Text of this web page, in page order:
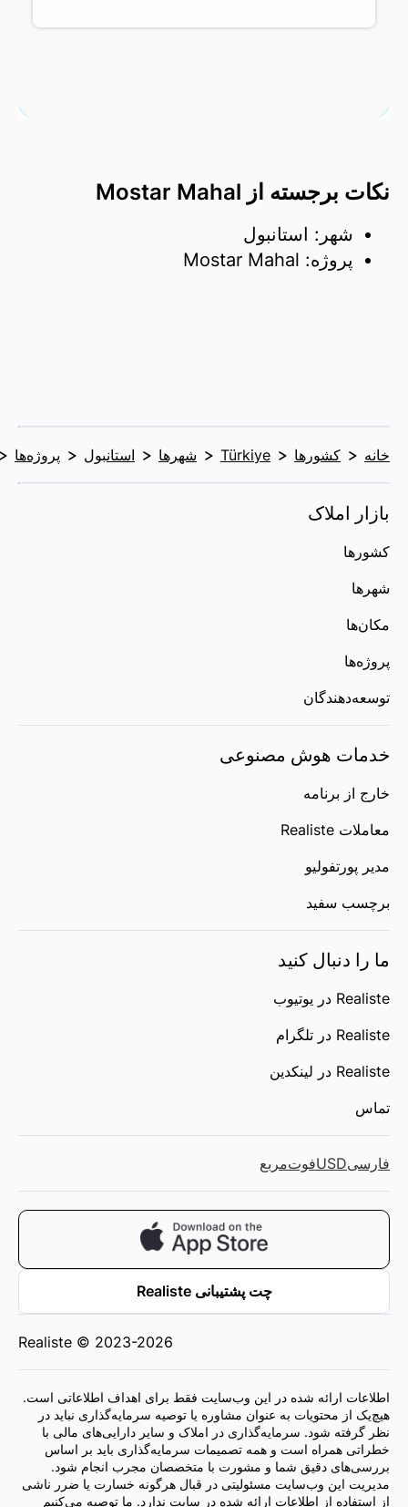
نکات برجسته از Mostar Mahal
شهر: استانبول
پروژه: Mostar Mahal
خانه کشورها Türkiye شهرها استانبول پروژه‌ها
بازار املاک
کشورها
شهرها
مکان‌ها
پروژه‌ها
توسعه‌دهندگان
خدمات هوش مصنوعی
خارج از برنامه
معاملات Realiste
مدیر پورتفولیو
برچسب سفید
ما را دنبال کنید
Realiste در یوتیوب
Realiste در تلگرام
Realiste در لینکدین
تماس
فارسیUSDفوت‌مربع
چت پشتیبانی Realiste
Realiste © 2023-2026
اطلاعات ارائه شده در این وب‌سایت فقط برای اهداف اطلاعاتی است.
هیچ‌یک از محتویات به عنوان مشاوره یا توصیه سرمایه‌گذاری نباید در
نظر گرفته شود. سرمایه‌گذاری در املاک و سایر دارایی‌های مالی با
خطراتی همراه است و همه تصمیمات سرمایه‌گذاری باید بر اساس
بررسی‌های دقیق شما و مشورت با متخصصان مجرب انجام شود.
مدیریت این وب‌سایت مسئولیتی در قبال هرگونه خسارت یا ضرر ناشی
از استفاده از اطلاعات ارائه شده در سایت ندارد. ما توصیه می‌کنیم